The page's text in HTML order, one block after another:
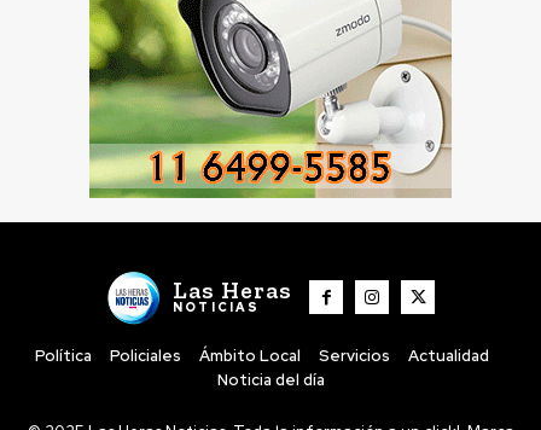
Las Heras
NOTICIAS
Política Policiales Ámbito Local Servicios
Actualidad
Noticia del día